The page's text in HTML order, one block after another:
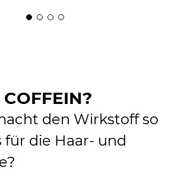
den Wirkstoff so
für die Haar- und